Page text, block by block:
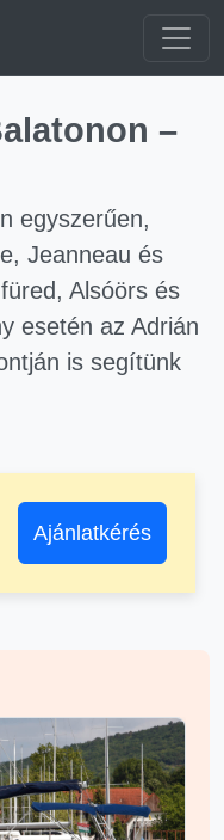
–
egyszerűen,
Jeanneau és
Alsóörs és
esetén az Adrián
is segítünk
Ajánlatkérés